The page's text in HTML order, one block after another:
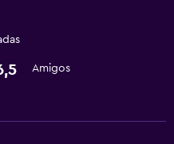
Amigos